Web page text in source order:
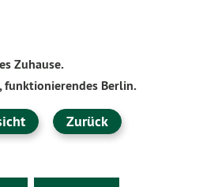
Zuhause.
funktionierendes Berlin.
Zurück